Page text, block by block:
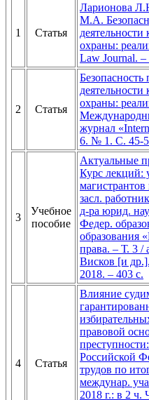
1 Статья
Ларионова
М.А.
охраны:
Law Journal.
2 Статья
Безопасность
охраны:
журнал
6. № 1. С. 45-
3
Учебное
пособие
Актуальные
Курс лекций:
засл.
д-ра юрид.
Федер.
образования
права. – Т. 3 /
Висков [и
2018. – 403 с.
4 Статья
Влияние
правовой
Российской
трудов по
междунар.
2018 г.: в 2